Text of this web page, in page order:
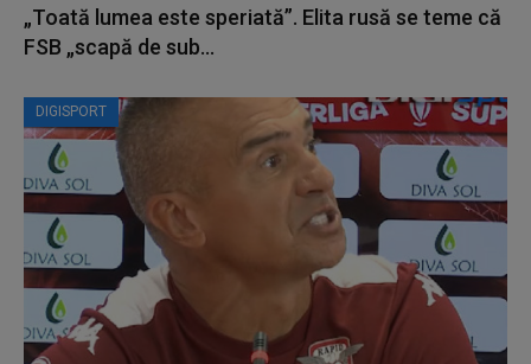
„Toată lumea este speriată”. Elita rusă se teme că
FSB „scapă de sub...
DIGISPORT